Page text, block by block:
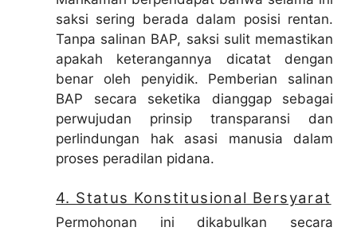
saksi sering berada dalam posisi rentan.
Tanpa salinan BAP, saksi sulit memastikan
apakah keterangannya dicatat dengan
benar oleh penyidik. Pemberian salinan
BAP secara seketika dianggap sebagai
perwujudan prinsip transparansi dan
perlindungan hak asasi manusia dalam
proses peradilan pidana.
4. Status Konstitusional Bersyarat
Permohonan ini dikabulkan secara